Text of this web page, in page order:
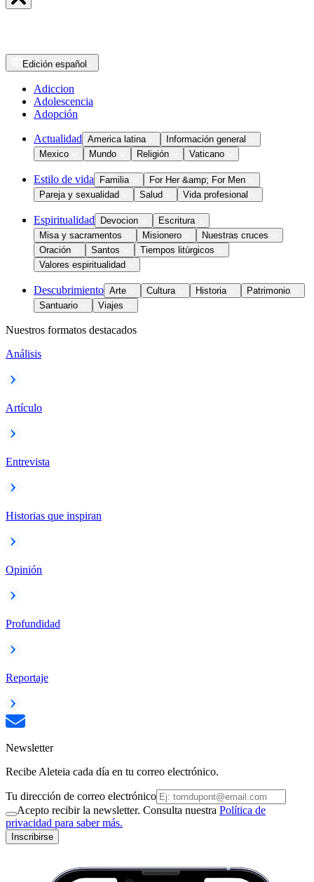
Edición español
Adiccion
Adolescencia
Adopción
Actualidad America latina
Información general
Mexico
Mundo Religión Vaticano
Estilo de vida Familia
For Her &amp; For Men
Pareja y sexualidad
Salud Vida profesional
Espiritualidad Devocion
Escritura
Misa y sacramentos
Misionero
Nuestras cruces
Oración
Santos
Tiempos litúrgicos
Valores espiritualidad
Descubrimiento Arte Cultura Historia
Patrimonio
Santuario
Viajes
Nuestros formatos destacados
Análisis
Artículo
Entrevista
Historias que inspiran
Opinión
Profundidad
Reportaje
Newsletter
Recibe Aleteia cada día en tu correo electrónico.
Tu dirección de correo electrónico
Acepto recibir la newsletter. Consulta nuestra Política de
privacidad para saber más.
Inscribirse